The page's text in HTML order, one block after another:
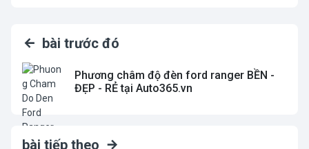
bài trước đó
Phương châm độ đèn ford ranger BỀN -
ĐẸP - RẺ tại Auto365.vn
bài tiếp theo